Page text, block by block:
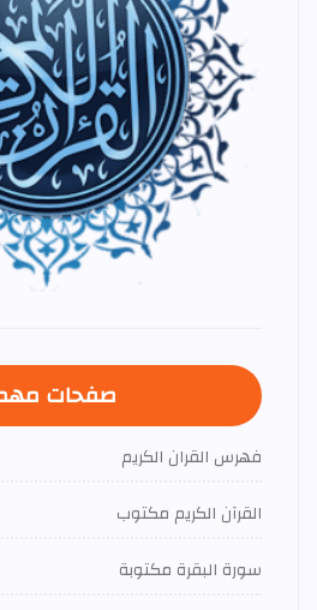
صفحات
فهرس القران الكريم
القرآن الكريم مكتوب
سورة البقرة مكتوبة